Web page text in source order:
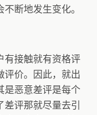
断地发生变化。
有接触就有资格评
评价。因此，就出
是恶意差评是每个
评那就尽量去引